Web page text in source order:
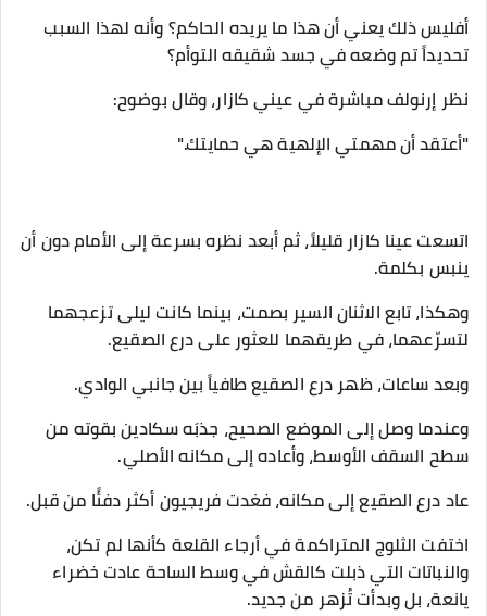
أفليس ذلك يعني أن هذا ما يريده الحاكم؟ وأنه لهذا السبب
تحديداً تم وضعه في جسد شقيقه التوأم؟
نظر إرنولف مباشرة في عيني كازار، وقال بوضوح:
"أعتقد أن مهمتي الإلهية هي حمايتك."
اتسعت عينا كازار قليلاً، ثم أبعد نظره بسرعة إلى الأمام دون أن
ينبس بكلمة.
وهكذا، تابع الاثنان السير بصمت، بينما كانت ليلى تزعجهما
لتسرّعهما، في طريقهما للعثور على درع الصقيع.
وبعد ساعات، ظهر درع الصقيع طافياً بين جانبي الوادي.
وعندما وصل إلى الموضع الصحيح، جذبَه سكادين بقوته من
سطح السقف الأوسط، وأعاده إلى مكانه الأصلي.
عاد درع الصقيع إلى مكانه، فغدت فريجيون أكثر دفئًا من قبل.
اختفت الثلوج المتراكمة في أرجاء القلعة كأنها لم تكن،
والنباتات التي ذبلت كالقش في وسط الساحة عادت خضراء
يانعة، بل وبدأت تُزهر من جديد.